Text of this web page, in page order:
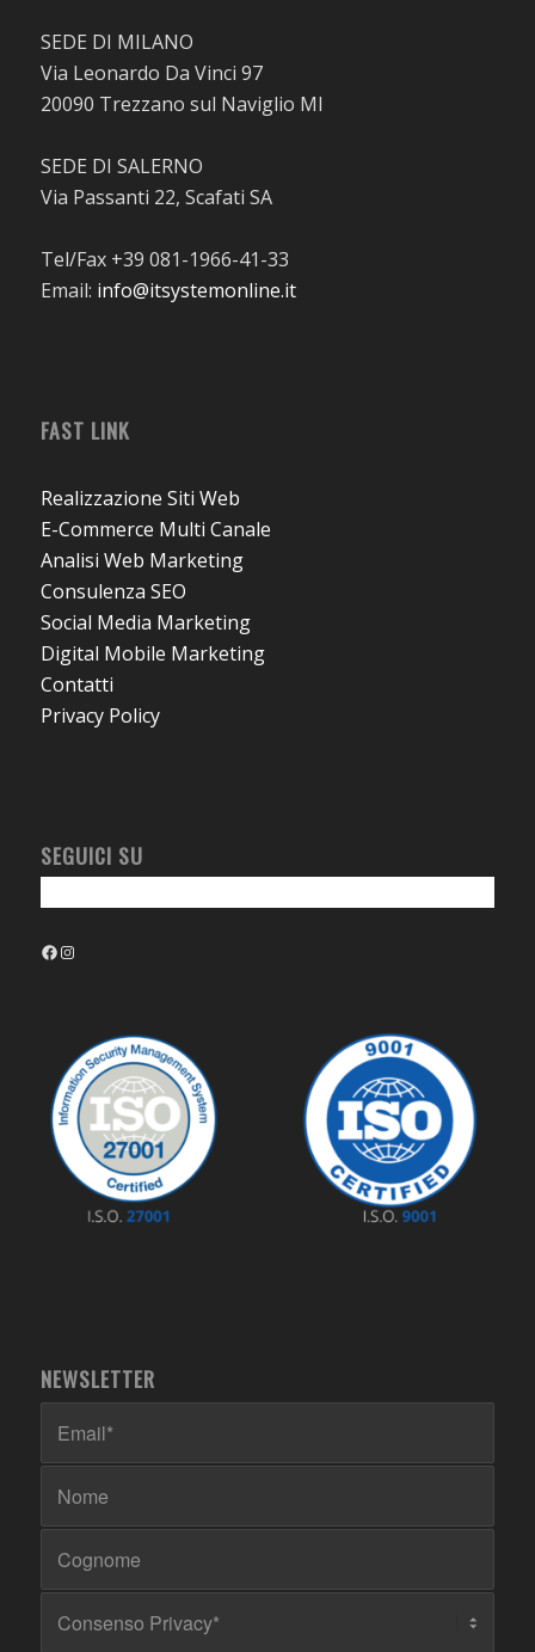
SEDE DI MILANO
Via Leonardo Da Vinci 97
20090 Trezzano sul Naviglio MI
SEDE DI SALERNO
Via Passanti 22, Scafati SA
Tel/Fax +39 081-1966-41-33
Email: info@itsystemonline.it
FAST LINK
Realizzazione Siti Web
E-Commerce Multi Canale
Analisi Web Marketing
Consulenza SEO
Social Media Marketing
Digital Mobile Marketing
Contatti
Privacy Policy
SEGUICI SU
Facebook
Instagram
NEWSLETTER